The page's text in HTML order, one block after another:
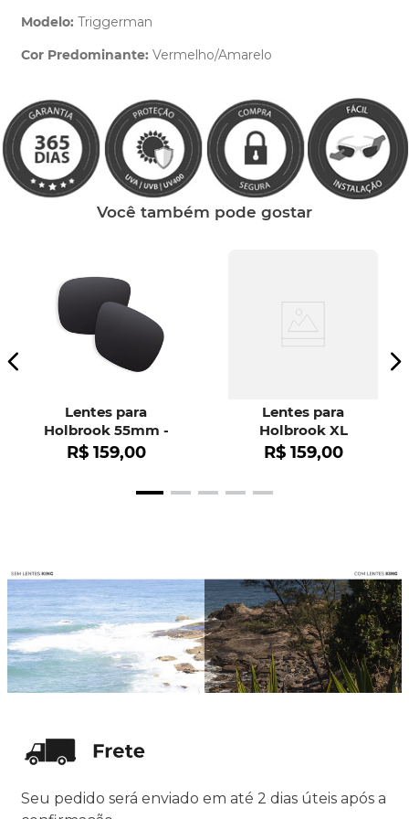
Modelo: Triggerman
Cor Predominante: Vermelho/Amarelo
Você também pode gostar
Lentes para
Holbrook 55mm -
OO9102
R$ 159,00
Lentes para
Holbrook XL
R$ 159,00
Seu pedido será enviado em até 2 dias úteis após a